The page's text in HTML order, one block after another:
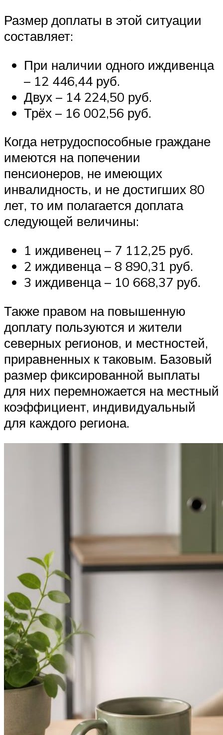
Размер доплаты в этой ситуации
составляет:
При наличии одного иждивенца
– 12 446,44 руб.
Двух – 14 224,50 руб.
Трёх – 16 002,56 руб.
Когда нетрудоспособные граждане
имеются на попечении
пенсионеров, не имеющих
инвалидность, и не достигших 80
лет, то им полагается доплата
следующей величины:
1 иждивенец – 7 112,25 руб.
2 иждивенца – 8 890,31 руб.
3 иждивенца – 10 668,37 руб.
Также правом на повышенную
доплату пользуются и жители
северных регионов, и местностей,
приравненных к таковым. Базовый
размер фиксированной выплаты
для них перемножается на местный
коэффициент, индивидуальный
для каждого региона.